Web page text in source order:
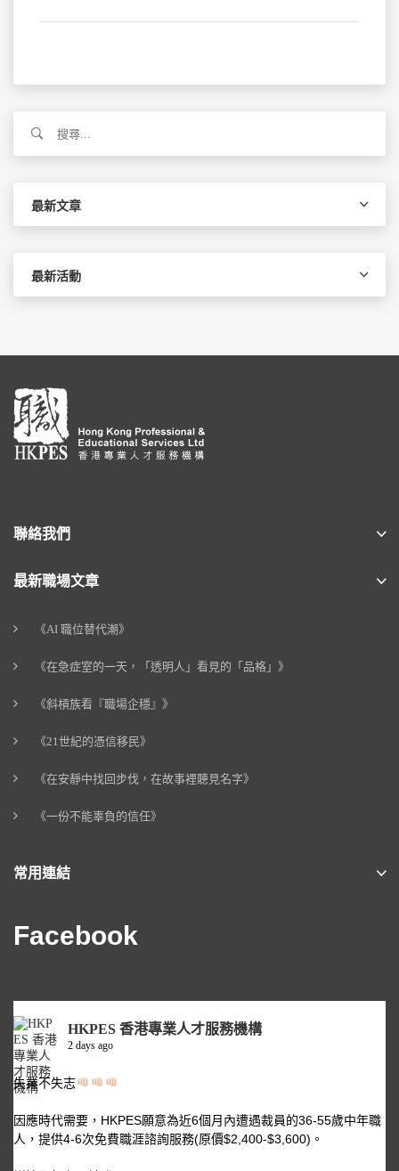
關
最新文章
最新活動
聯絡我們
最新職場文章
《AI 職位替代潮》
《在急症室的一天，「透明人」看見的「品格」》
《斜槓族看『職場企穩』》
《21世紀的憑信移民》
《在安靜中找回步伐，在故事裡聽見名字》
《一份不能辜負的信任》
常用連結
Facebook
HKPES 香港專業人才服務機構
2 days ago
失業不失志
因應時代需要，HKPES願意為近6個月內遭遇裁員的36-55歲中年職
人，提供4-6次免費職涯諮詢服務(原價$2,400-$3,600)。